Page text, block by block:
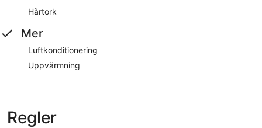
Hårtork
Mer
Luftkonditionering
Uppvärmning
Regler